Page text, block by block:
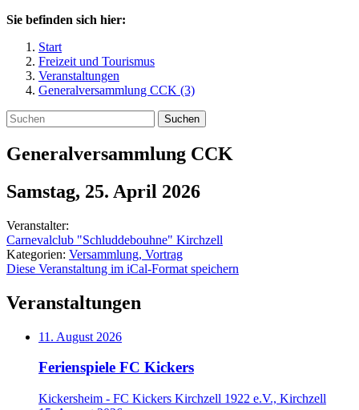
Sie befinden sich hier:
Start
Freizeit und Tourismus
Veranstaltungen
Generalversammlung CCK (3)
Suchen
Generalversammlung CCK
Samstag, 25. April 2026
Veranstalter:
Carnevalclub "Schluddebouhne" Kirchzell
Kategorien: Versammlung, Vortrag
Diese Veranstaltung im iCal-Format speichern
Veranstaltungen
11. August 2026
Ferienspiele FC Kickers
Kickersheim - FC Kickers Kirchzell 1922 e.V., Kirchzell